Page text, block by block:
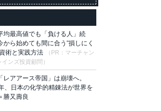
均最高値でも「負ける人」続
から始めても間に合う“損しにく
術と実践方法
（PR：マーチャン
インズ投資顧問）
レアアース帝国」は崩壊へ。
、日本の化学的精錬法が世界を
勝又壽良